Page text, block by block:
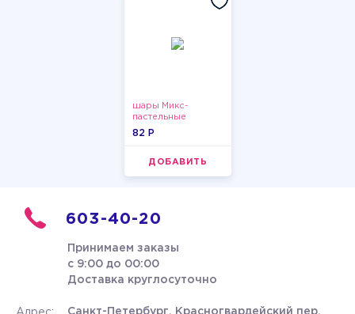
шары Микс-
пастельные
82 P
ДОБАВИТЬ
603-40-20
Принимаем заказы
с 9:00 до 00:00
Доставка круглосуточно
Санкт-Петербург, Красногвардейский пер.